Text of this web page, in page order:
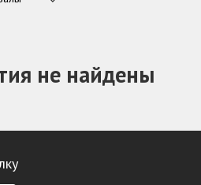
не найдены